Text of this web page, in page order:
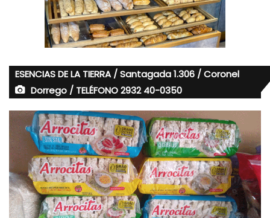
ESENCIAS DE LA TIERRA / Santagada 1.306 / Coronel
Dorrego / TELÉFONO 2932 40-0350